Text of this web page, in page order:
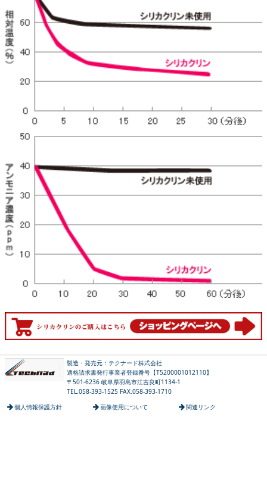
製造・発売元：テクナード株式会社
適格請求書発行事業者登録番号【T5200001012110】
〒501-6236 岐阜県羽島市江吉良町1134-1
TEL.058-393-1525 FAX.058-393-1710
個人情報保護方針
画像使用について 関連リンク